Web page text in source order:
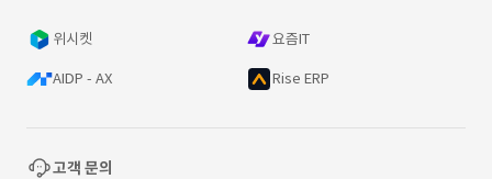
위시켓 요즘IT
AIDP - AX Rise ERP
고객 문의